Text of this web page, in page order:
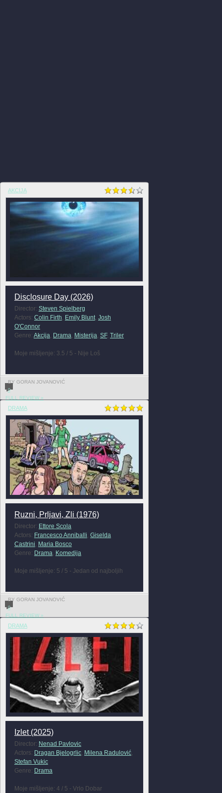
AKCIJA
Disclosure Day (2026)
Director: Steven Spielberg
Actors: Colin Firth, Emily Blunt, Josh
O'Connor
Genre: Akcija, Drama, Misterija, SF, Triler
Moje mišljenje: 3.5 / 5 - Nije Loš
BY GORAN JOVANOVIĆ
0
FULL REVIEW »
DRAMA
Ruzni, Prljavi, Zli (1976)
Director: Ettore Scola
Actors: Francesco Anniballi, Giselda
Castrini, Maria Bosco
Genre: Drama, Komedija
Moje mišljenje: 5 / 5 - Jedan od najboljih
BY GORAN JOVANOVIĆ
0
FULL REVIEW »
DRAMA
Izlet (2025)
Director: Nenad Pavlovic
Actors: Dragan Bjelogrlic, Milena Radulović,
Stefan Vukic
Genre: Drama
Moje mišljenje: 4 / 5 - Vrlo Dobar